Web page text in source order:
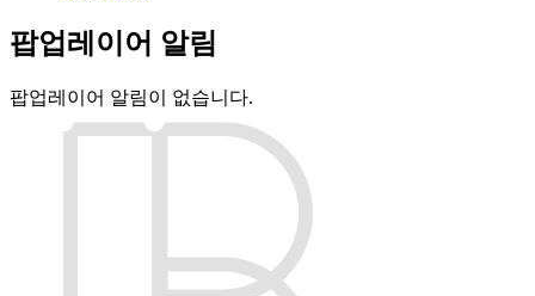
팝업레이어 알림
팝업레이어 알림이 없습니다.